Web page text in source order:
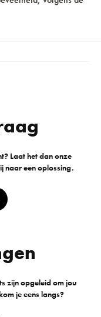
Laat het dan onze
naar een oplossing.
zijn opgeleid om jou
je eens langs?